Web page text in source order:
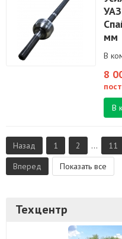
мм
В
8
В
Назад 1 2 ... 11
Вперед
Показать все
Техцентр